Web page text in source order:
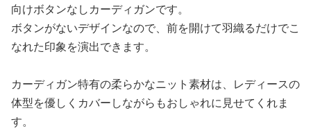
向けボタンなしカーディガンです。
ボタンがないデザインなので、前を開けて羽織るだけでこ
なれた印象を演出できます。
カーディガン特有の柔らかなニット素材は、レディースの
体型を優しくカバーしながらもおしゃれに見せてくれま
す。